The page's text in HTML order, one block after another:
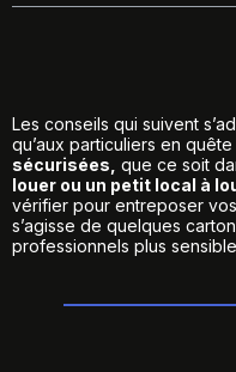
Les conseils qui suivent
qu’aux particuliers en
sécurisées, que ce soit
louer ou un petit local à
vérifier pour entreposer
s’agisse de quelques
professionnels plus